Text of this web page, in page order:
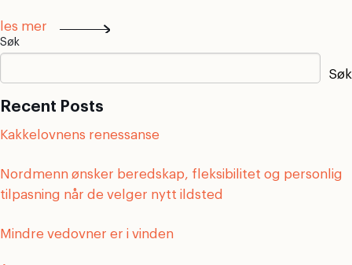
les mer
Søk
Søk
Recent Posts
Kakkelovnens renessanse
Nordmenn ønsker beredskap, fleksibilitet og personlig
tilpasning når de velger nytt ildsted
Mindre vedovner er i vinden